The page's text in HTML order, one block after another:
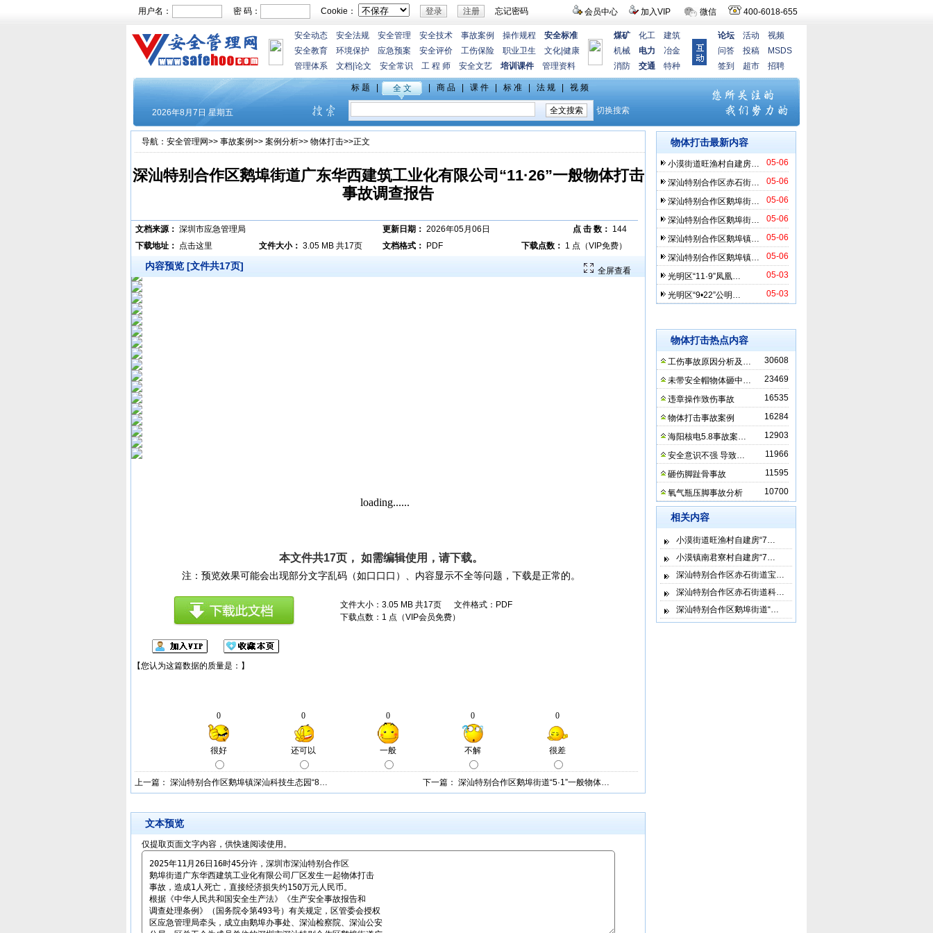
会员中心 加入VIP 微信 400-6018-655
用户名： 密 码： Cookie： 忘记密码
安全动态 安全法规 安全管理 安全技术 事故案例 操作规程
安全标准
安全教育
环境保护 应急预案 安全评价 工伤保险 职业卫生 文化 健康
管理体系
文档 论文 安全常识 工 程 师 安全文艺 培训课件 管理资料
煤矿 化工
建筑
机械
电力
冶金
消防
交通 特种
论坛 活动
视频
问答
投稿
MSDS
签到
超市 招聘
导航： 安全管理网>> 事故案例>> 案例分析>> 物体打击>>正文
深汕特别合作区鹅埠街道广东华西建筑工业化有限公司“11·26”一般物体打击
事故调查报告
文档来源： 深圳市应急管理局 更新日期： 2026年05月06日 点 击 数： 144
下载地址：
点击这里 文件大小： 3.05 MB 共17页 文档格式： PDF 下载点数： 1 点（VIP免费）
全屏查看
内容预览 [文件共17页]
本文件共17页， 如需编辑使用，请下载。
注：预览效果可能会出现部分文字乱码（如口口口）、内容显示不全等问题，下载是正常的。
文件大小：3.05 MB 共17页 文件格式：PDF
下载点数：1 点（VIP会员免费）
下一篇：深汕特别合作区鹅埠街道“5·1”一般物体…
上一篇： 深汕特别合作区鹅埠镇深汕科技生态园“8…
文本预览
仅提取页面文字内容，供快速阅读使用。
物体打击最新内容
05-06
小漠街道旺渔村自建房…
05-06
深汕特别合作区赤石街…
05-06
深汕特别合作区鹅埠街…
05-06
深汕特别合作区鹅埠街…
05-06
深汕特别合作区鹅埠镇…
05-06
深汕特别合作区鹅埠镇…
05-03
光明区“11·9”凤凰…
05-03
光明区“9•22”公明…
物体打击热点内容
30608
工伤事故原因分析及…
23469
未带安全帽物体砸中…
16535
违章操作致伤事故
16284
物体打击事故案例
12903
海阳核电5.8事故案…
11966
安全意识不强 导致…
11595
砸伤脚趾骨事故
10700
氧气瓶压脚事故分析
相关内容
小漠街道旺渔村自建房“7…
小漠镇南君寮村自建房“7…
深汕特别合作区赤石街道宝…
深汕特别合作区赤石街道科…
深汕特别合作区鹅埠街道“…